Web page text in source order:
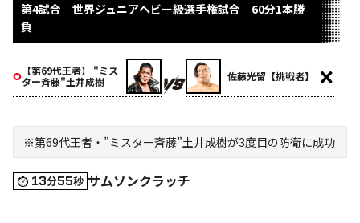
第4試合 世界ジュニアヘビー級選手権試合 60分1本勝
負
【第69代王者】 "ミス
ター斉藤"土井成樹
佐藤光留【挑戦者】
※第69代王者・”ミスター斉藤”土井成樹が3度目の防衛に成功
13分55秒 サムソンクラッチ